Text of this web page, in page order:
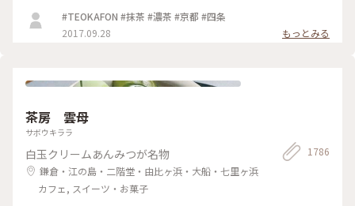
#TEOKAFON #抹茶 #濃茶 #京都 #四条
2017.09.28
もっとみる
茶房 雲母
サボウキララ
白玉クリームあんみつが名物
鎌倉・江の島・二階堂・由比ヶ浜・大船・七里ヶ浜
カフェ, スイーツ・お菓子
1786